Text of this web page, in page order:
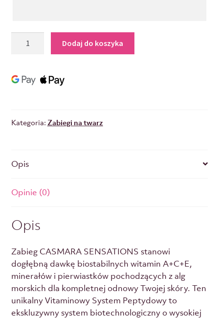
Dodaj do koszyka
Kategoria: Zabiegi na twarz
Opis
Opinie (0)
Opis
Zabieg CASMARA SENSATIONS stanowi
dogłębną dawkę biostabilnych witamin A+C+E,
minerałów i pierwiastków pochodzących z alg
morskich dla kompletnej odnowy Twojej skóry. Ten
unikalny Vitaminowy System Peptydowy to
ekskluzywny system biotechnologiczny o wysokiej